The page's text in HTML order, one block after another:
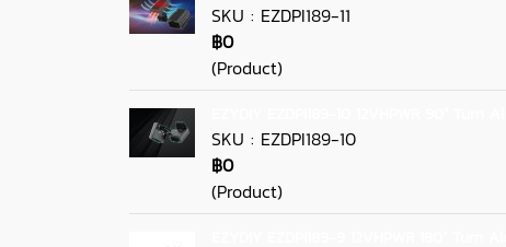
SKU : EZDPI189-11
฿0
(Product)
SKU : EZDPI189-10
฿0
(Product)